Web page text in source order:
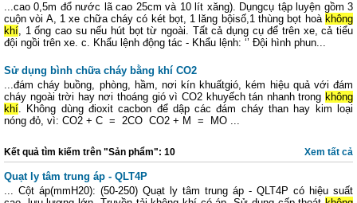
...cao 0,5m đổ nước lã cao 25cm và 10 lít xăng). Dụngcụ tập luyện gồm 3
cuộn vòi A, 1 xe chữa cháy có két bọt, 1 lăng bộisố,1 thùng bọt hoà không
khí, 1 ống cao su nếu hút bọt từ ngoài. Tất cả dụng cụ để trên xe, cả tiểu
đội ngồi trên xe. c. Khẩu lệnh động tác - Khẩu lệnh: ‘’ Đội hình phun...
Sử dụng bình chữa cháy bằng khí CO2
...đám cháy buồng, phòng, hầm, nơi kín khuấtgió, kém hiệu quả với đám
cháy ngoài trời hay nơi thoáng gió vì CO2 khuyếch tán nhanh trong không
khí. Không dùng đioxit cacbon để dập các đám cháy than hay kim loại
nóng đỏ, vì: CO2 + C = 2CO ­ CO2 + M = MO ...
Xem tất cả
Kết quả tìm kiếm trên "Sản phẩm": 10
Quạt ly tâm trung áp - QLT4P
... Cột áp(mmH20): (50-250) Quạt ly tâm trung áp - QLT4P có hiệu suất